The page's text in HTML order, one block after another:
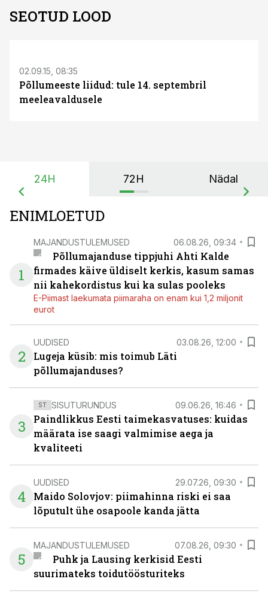
SEOTUD LOOD
02.09.15, 08:35
Põllumeeste liidud: tule 14. septembril
meeleavaldusele
24H 72H Nädal
ENIMLOETUD
1
MAJANDUSTULEMUSED 06.08.26, 09:34
Põllumajanduse tippjuhi Ahti Kalde
firmades käive üldiselt kerkis, kasum samas
nii kahekordistus kui ka sulas pooleks
E-Piimast laekumata piimaraha on enam kui 1,2 miljonit
eurot
2
UUDISED 03.08.26, 12:00
Lugeja küsib: mis toimub Läti
põllumajanduses?
3
ST SISUTURUNDUS 09.06.26, 16:46
Paindlikkus Eesti taimekasvatuses: kuidas
määrata ise saagi valmimise aega ja
kvaliteeti
4
UUDISED 29.07.26, 09:30
Maido Solovjov: piimahinna riski ei saa
lõputult ühe osapoole kanda jätta
5
MAJANDUSTULEMUSED 07.08.26, 09:30
Puhk ja Lausing kerkisid Eesti
suurimateks toidutöösturiteks